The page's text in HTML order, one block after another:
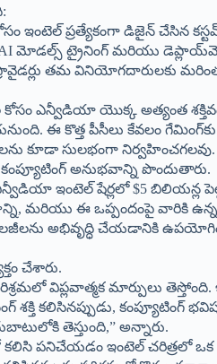
ఇంటెల్ ప్రత్యేకంగా డిజైన్ చేసిన
ట్రైనింగ్ మరియు
తమ వినియోగదారులకు
కోసం ఎన్వీడియా యొక్క అత్యంత
ఈ కొత్త పీసీలు కేవలం
కూడా సులభంగా
అనుభవాన్ని పొందుతారు.
ఇంటెల్ షేర్లలో $5 బిలియన్ల
మరియు ఈ ఒప్పందంపై వారికి ఉన్న
అభివృద్ధి చేయడానికి
చేశారు.
విప్లవాత్మక మార్పులు తెస్తోంది.
కంప్యూటింగ్
తెస్తుంది,” అన్నారు.
పనిచేయడం ఇంటెల్ చరిత్రలో